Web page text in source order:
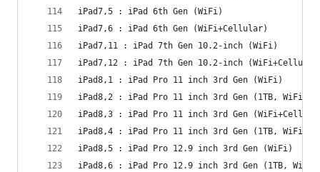
iPad7,5 : iPad 6th Gen (WiFi)
iPad7,6 : iPad 6th Gen (WiFi+Cellular)
iPad7,11 : iPad 7th Gen 10.2-inch (WiFi)
iPad7,12 : iPad 7th Gen 10.2-inch
iPad8,1 : iPad Pro 11 inch 3rd Gen (WiFi)
iPad8,2 : iPad Pro 11 inch 3rd Gen (1TB, WiFi)
iPad8,3 : iPad Pro 11 inch 3rd Gen
iPad8,4 : iPad Pro 11 inch 3rd Gen (1TB,
iPad8,5 : iPad Pro 12.9 inch 3rd Gen (WiFi)
iPad8,6 : iPad Pro 12.9 inch 3rd Gen (1TB, WiFi)